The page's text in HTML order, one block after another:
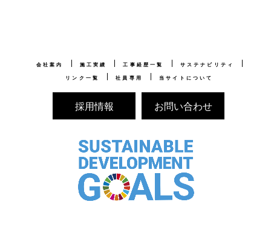
会社案内 施工実績 工事経歴一覧
サステナビリティ
リンク一覧
社員専用 当サイトについて
採用情報 お問い合わせ